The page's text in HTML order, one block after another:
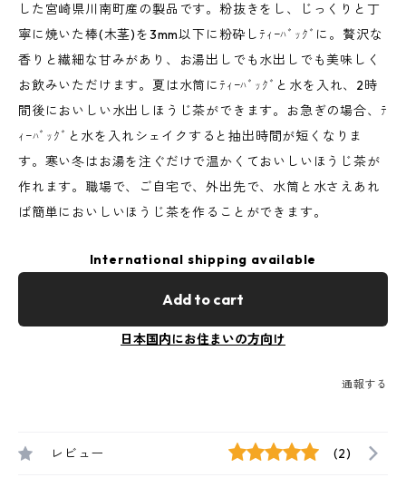
した宮崎県川南町産の製品です。粉抜きをし、じっくりと丁
寧に焼いた棒(木茎)を3mm以下に粉砕しﾃｨｰﾊﾞｯｸﾞに。贅沢な
香りと繊細な甘みがあり、お湯出しでも水出しでも美味しく
お飲みいただけます。夏は水筒にﾃｨｰﾊﾞｯｸﾞと水を入れ、2時
間後においしい水出しほうじ茶ができます。お急ぎの場合、ﾃ
ｨｰﾊﾞｯｸﾞと水を入れシェイクすると抽出時間が短くなりま
す。寒い冬はお湯を注ぐだけで温かくておいしいほうじ茶が
作れます。職場で、ご自宅で、外出先で、水筒と水さえあれ
ば簡単においしいほうじ茶を作ることができます。
International shipping available
Add to cart
日本国内にお住まいの方向け
通報する
レビュー (2)